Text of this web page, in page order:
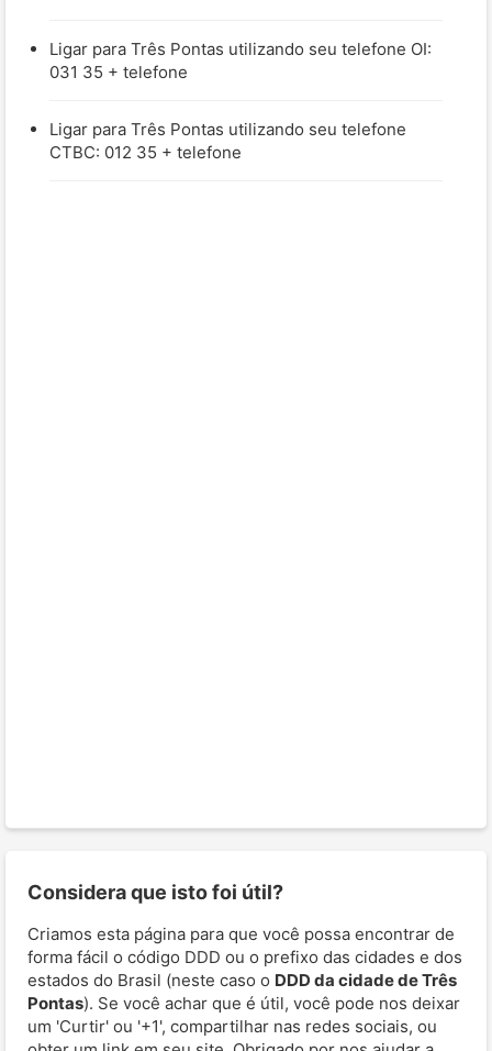
Ligar para Três Pontas utilizando seu telefone OI:
031 35 + telefone
Ligar para Três Pontas utilizando seu telefone
CTBC: 012 35 + telefone
Considera que isto foi útil?
Criamos esta página para que você possa encontrar de
forma fácil o código DDD ou o prefixo das cidades e dos
estados do Brasil (neste caso o DDD da cidade de Três
Pontas). Se você achar que é útil, você pode nos deixar
um 'Curtir' ou '+1', compartilhar nas redes sociais, ou